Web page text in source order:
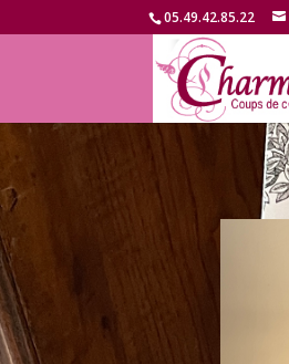
05.49.42.85.22